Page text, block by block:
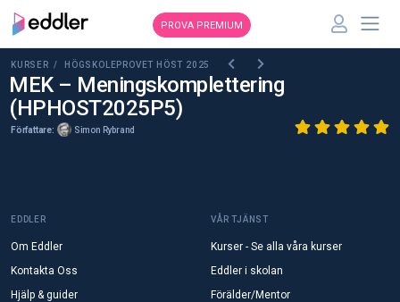
PROVA PREMIUM
KURSER / HÖGSKOLEPROVET HÖST 2025
MEK – Meningskomplettering
(HPHOST2025P5)
Författare: Simon Rybrand
EDDLER
Om Eddler
Kontakta Oss
Hjälp & guider
VÅR TJÄNST
Kurser - Se alla våra kurser
Eddler i skolan
Förälder/Mentor